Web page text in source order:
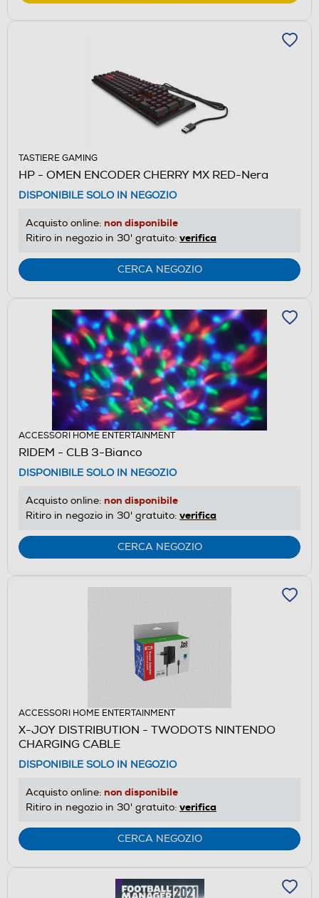
TASTIERE GAMING
HP - OMEN ENCODER CHERRY MX RED-Nera
DISPONIBILE SOLO IN NEGOZIO
Acquisto online: non disponibile
Ritiro in negozio in 30' gratuito: verifica
CERCA NEGOZIO
ACCESSORI HOME ENTERTAINMENT
RIDEM - CLB 3-Bianco
DISPONIBILE SOLO IN NEGOZIO
Acquisto online: non disponibile
Ritiro in negozio in 30' gratuito: verifica
CERCA NEGOZIO
ACCESSORI HOME ENTERTAINMENT
X-JOY DISTRIBUTION - TWODOTS NINTENDO
CHARGING CABLE
DISPONIBILE SOLO IN NEGOZIO
Acquisto online: non disponibile
Ritiro in negozio in 30' gratuito: verifica
CERCA NEGOZIO